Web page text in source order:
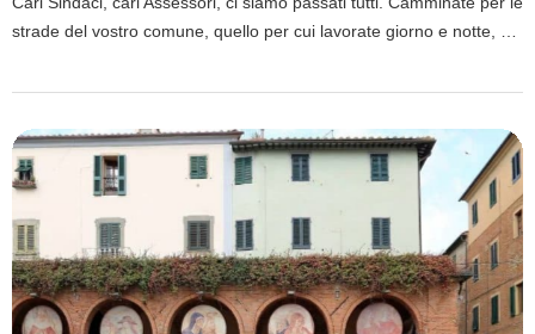
strade del vostro comune, quello per cui lavorate giorno e notte, e
fantasma di risate e sogni collettivi. L’ex area industriale alla
scheletro […]